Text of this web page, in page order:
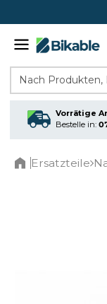
Nach Produkten,
Vorrätige
Bestelle in:
Ersatzteile